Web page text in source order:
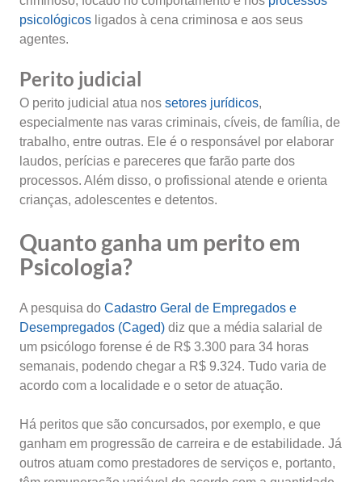
psicológicos ligados à cena criminosa e aos seus
agentes.
Perito judicial
O perito judicial atua nos setores jurídicos,
especialmente nas varas criminais, cíveis, de família, de
trabalho, entre outras. Ele é o responsável por elaborar
laudos, perícias e pareceres que farão parte dos
processos. Além disso, o profissional atende e orienta
crianças, adolescentes e detentos.
Quanto ganha um perito em
Psicologia?
A pesquisa do Cadastro Geral de Empregados e
Desempregados (Caged) diz que a média salarial de
um psicólogo forense é de R$ 3.300 para 34 horas
semanais, podendo chegar a R$ 9.324. Tudo varia de
acordo com a localidade e o setor de atuação.
Há peritos que são concursados, por exemplo, e que
ganham em progressão de carreira e de estabilidade. Já
outros atuam como prestadores de serviços e, portanto,